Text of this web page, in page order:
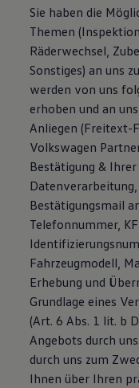
Sie haben die
Themen
Räderwechsel,
Sonstiges) an uns
werden von uns
erhoben und an
Anliegen (Freitext-
Volkswagen
Bestätigung &
Bestätigungsmail
Telefonnummer,
Fahrzeugmodell,
Erhebung und
Grundlage eines
(Art. 6 Abs. 1 lit. b
Angebots durch
durch uns zum
Ihnen über Ihren